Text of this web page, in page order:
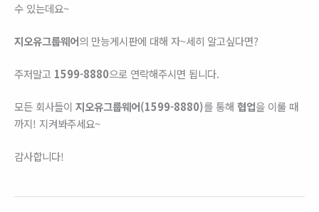
수 있는데요~
지오유그룹웨어의 만능게시판에 대해 자~세히 알고싶다면?
주저말고 1599-8880으로 연락해주시면 됩니다.
모든 회사들이 지오유그룹웨어(1599-8880)를 통해 협업을 이룰 때
까지! 지켜봐주세요~
감사합니다!